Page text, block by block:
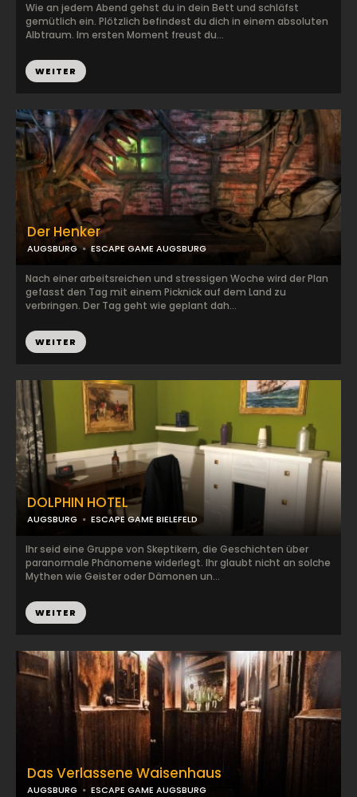
Wie an jedem Abend gehst du in dein Bett und schläfst
gemütlich ein. Plötzlich befindest du dich in einem absoluten
Albtraum. Im ersten Moment freust du...
WEITER
Der Henker
AUGSBURG ESCAPE GAME AUGSBURG
Nach einer arbeitsreichen und stressigen Woche wird der Plan
gefasst den Tag mit einem Picknick auf dem Land zu
verbringen. Der Tag geht wie geplant dah...
WEITER
DOLPHIN HOTEL
AUGSBURG ESCAPE GAME BIELEFELD
Ihr seid eine Gruppe von Skeptikern, die Geschichten über
paranormale Phänomene widerlegt. Ihr glaubt nicht an solche
Mythen wie Geister oder Dämonen un...
WEITER
Das Verlassene Waisenhaus
AUGSBURG ESCAPE GAME AUGSBURG